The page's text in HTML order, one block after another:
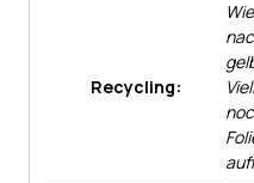
Recycling: